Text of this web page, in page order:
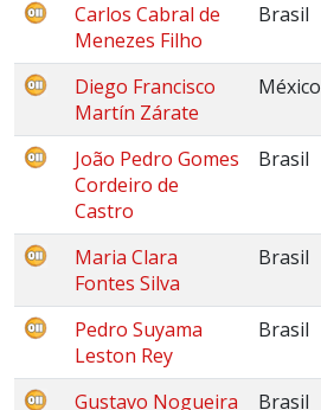
Carlos Cabral de
Menezes Filho
Brasil
Diego Francisco
Martín Zárate
México
João Pedro Gomes
Cordeiro de
Castro
Brasil
Maria Clara
Fontes Silva
Brasil
Pedro Suyama
Leston Rey
Brasil
Gustavo Nogueira
Brasil